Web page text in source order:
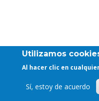
Utilizamos
Al hacer clic en
Sí, estoy de acuerdo